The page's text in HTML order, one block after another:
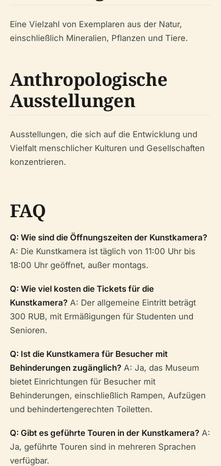
Eine Vielzahl von Exemplaren aus der Natur,
einschließlich Mineralien, Pflanzen und Tiere.
Anthropologische
Ausstellungen
Ausstellungen, die sich auf die Entwicklung und
Vielfalt menschlicher Kulturen und Gesellschaften
konzentrieren.
FAQ
Q: Wie sind die Öffnungszeiten der Kunstkamera?
A: Die Kunstkamera ist täglich von 11:00 Uhr bis
18:00 Uhr geöffnet, außer montags.
Q: Wie viel kosten die Tickets für die
Kunstkamera? A: Der allgemeine Eintritt beträgt
300 RUB, mit Ermäßigungen für Studenten und
Senioren.
Q: Ist die Kunstkamera für Besucher mit
Behinderungen zugänglich? A: Ja, das Museum
bietet Einrichtungen für Besucher mit
Behinderungen, einschließlich Rampen, Aufzügen
und behindertengerechten Toiletten.
Q: Gibt es geführte Touren in der Kunstkamera? A:
Ja, geführte Touren sind in mehreren Sprachen
verfügbar.